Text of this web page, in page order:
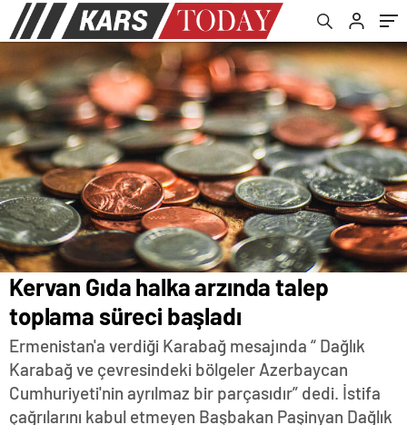
Kervan Gıda halka arzında talep
toplama süreci başladı
Ermenistan'a verdiği Karabağ mesajında “ Dağlık
Karabağ ve çevresindeki bölgeler Azerbaycan
Cumhuriyeti'nin ayrılmaz bir parçasıdır” dedi. İstifa
çağrılarını kabul etmeyen Başbakan Paşinyan Dağlık